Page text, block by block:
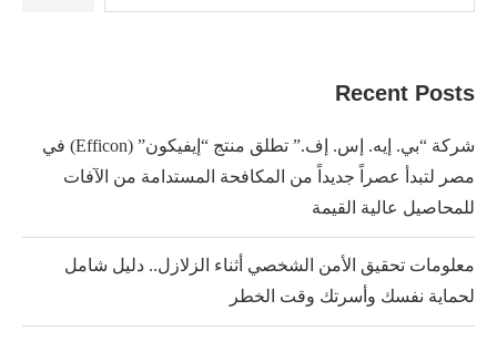
Recent Posts
شركة “بي. إيه. إس. إف.” تطلق منتج “إيفيكون” (Efficon) في
مصر لتبدأ عصراً جديداً من المكافحة المستدامة من الآفات
للمحاصيل عالية القيمة
معلومات تحقيق الأمن الشخصي أثناء الزلازل.. دليل شامل
لحماية نفسك وأسرتك وقت الخطر